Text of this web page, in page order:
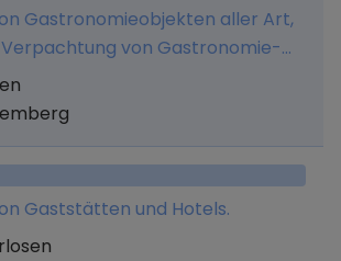
Gastronomieobjekten aller Art,
von Gastronomie-
- die Durchführung und
Veranstaltungen aller Art, - die
welche im Gastronomie- und
tätig sind, - die Verwaltung,
vom Gastronomie-
- die Verwaltung
Gaststätten und Hotels.